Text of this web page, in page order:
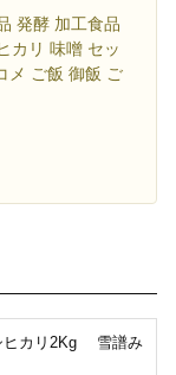
発酵 加工食品
カリ 味噌 セッ
メ ご飯 御飯 ご
ヒカリ2Kg 雪譜み